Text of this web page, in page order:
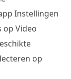
Instellingen
op Video
op